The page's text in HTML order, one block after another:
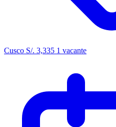
Cusco S/. 3,335 1 vacante